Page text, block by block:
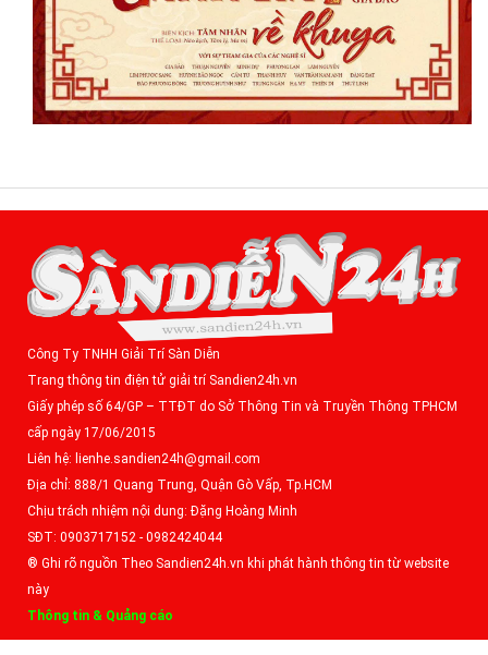
Công Ty TNHH Giải Trí Sàn Diễn
Trang thông tin điện tử giải trí Sandien24h.vn
Giấy phép số 64/GP – TTĐT do Sở Thông Tin và Truyền Thông TPHCM
cấp ngày 17/06/2015
Liên hệ: lienhe.sandien24h@gmail.com
Địa chỉ: 888/1 Quang Trung, Quận Gò Vấp, Tp.HCM
Chịu trách nhiệm nội dung: Đặng Hoàng Minh
SĐT: 0903717152 - 0982424044
® Ghi rõ nguồn Theo Sandien24h.vn khi phát hành thông tin từ website
này
Thông tin & Quảng cáo